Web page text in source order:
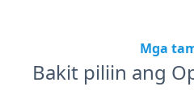
Mga
Bakit piliin ang